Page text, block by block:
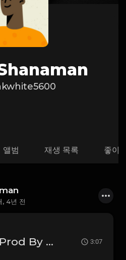
앨범 재생 목록 좋아
, 4년 전
Bang[Prod By Pik'kaso] .mp3 3:07